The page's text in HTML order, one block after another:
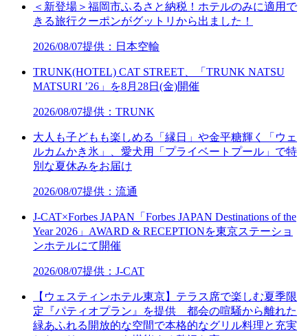
＜新登場＞福岡市ふるさと納税！ホテルのみに適用で
きる旅行クーポンがグットリから出ました！
2026/08/07提供：日本空輸
TRUNK(HOTEL) CAT STREET、「TRUNK NATSU
MATSURI ’26」を8月28日(金)開催
2026/08/07提供：TRUNK
大人も子どもも楽しめる「縁日」や金平糖輝く「ウェ
ルカムかき氷」、愛犬用「プライベートプール」で特
別な夏休みをお届け
2026/08/07提供：流通
J-CAT×Forbes JAPAN「Forbes JAPAN Destinations of the
Year 2026」AWARD & RECEPTIONを東京ステーショ
ンホテルにて開催
2026/08/07提供：J-CAT
【ウェスティンホテル東京】テラス席で楽しむ夏季限
定『パティオプラン』を提供 都会の喧騒から離れた
緑あふれる開放的な空間で本格的なグリル料理と充実